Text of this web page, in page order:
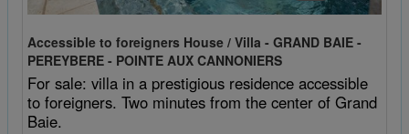
Accessible to foreigners House / Villa - GRAND BAIE -
PEREYBERE - POINTE AUX CANNONIERS
For sale: villa in a prestigious residence accessible
to foreigners. Two minutes from the center of Grand
Baie.